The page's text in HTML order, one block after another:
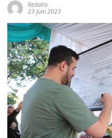
Redaksi
23 Juni 2023